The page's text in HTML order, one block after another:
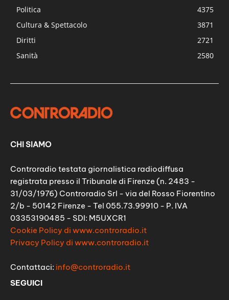
Politica
4375
Cultura & Spettacolo
3871
Diritti
2721
Sanità
2580
CHI SIAMO
Controradio testata giornalistica radiodiffusa
registrata presso il Tribunale di Firenze (n. 2483 -
31/03/1976) Controradio Srl - via del Rosso Fiorentino
2/b - 50142 Firenze - Tel 055.73.99910 - P. IVA
03353190485 - SDI: M5UXCR1
Cookie Policy di www.controradio.it
Privacy Policy di www.controradio.it
Contattaci: info@controradio.it
SEGUICI